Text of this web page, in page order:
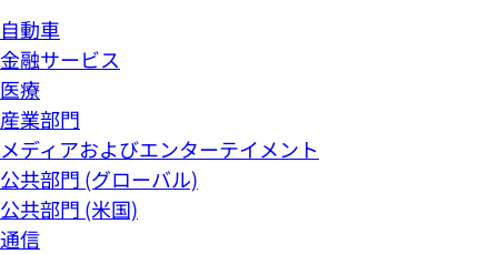
自動車
金融サービス
医療
産業部門
メディアおよびエンターテイメント
公共部門 (グローバル)
公共部門 (米国)
通信